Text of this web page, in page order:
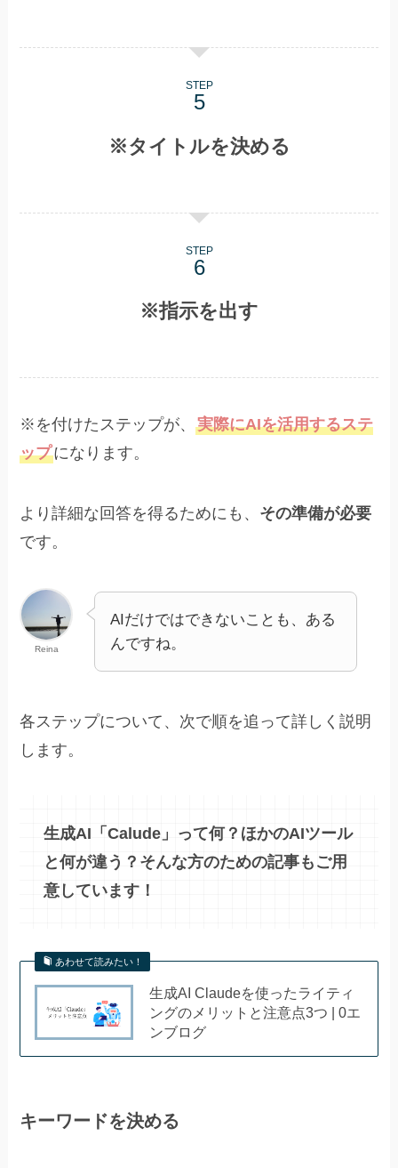
STEP
※タイトルを決める
STEP
※指示を出す
※を付けたステップが、実際にAIを活用するステ
ップになります。
より詳細な回答を得るためにも、 その準備が必要
です。
Reina
AIだけではできないことも、ある
んですね。
各ステップについて、次で順を追って詳しく説明
します。
生成AI「Calude」って何？ほかのAIツール
と何が違う？そんな方のための記事もご用
意しています！
あわせて読みたい！
生成AI Claudeを使ったライティ
ングのメリットと注意点3つ | 0エ
ンブログ
キーワードを決める